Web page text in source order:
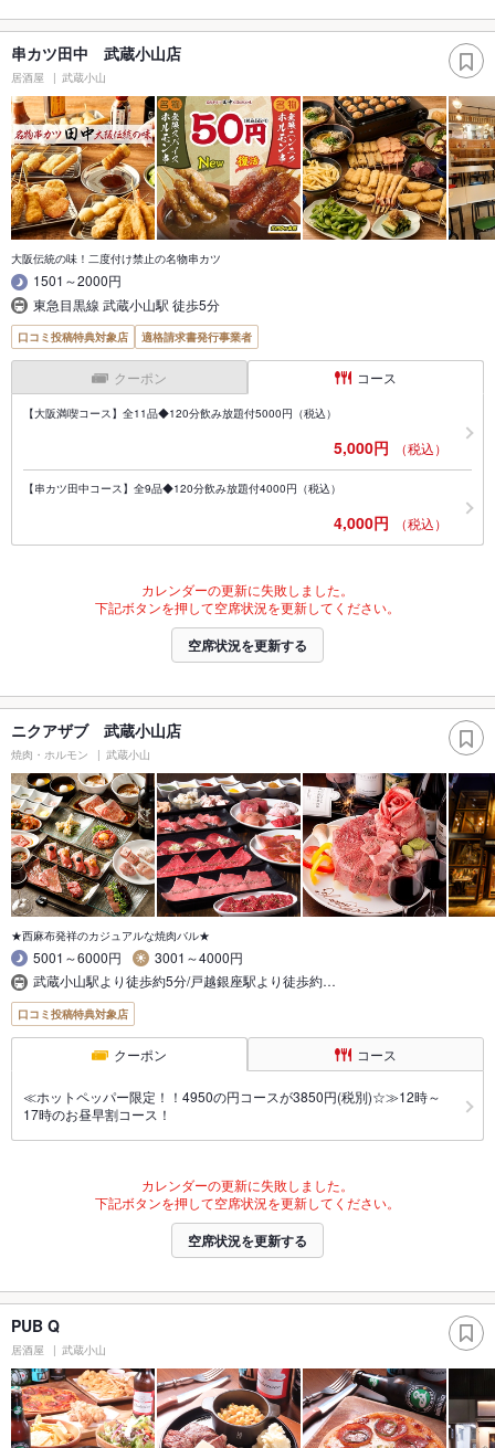
串カツ田中 武蔵小山店
居酒屋 武蔵小山
大阪伝統の味！二度付け禁止の名物串カツ
1501～2000円
東急目黒線 武蔵小山駅 徒歩5分
口コミ投稿特典対象店 適格請求書発行事業者
クーポン コース
【大阪満喫コース】全11品◆120分飲み放題付5000円（税込）
5,000円 （税込）
【串カツ田中コース】全9品◆120分飲み放題付4000円（税込）
4,000円 （税込）
カレンダーの更新に失敗しました。
下記ボタンを押して空席状況を更新してください。
空席状況を更新する
ニクアザブ 武蔵小山店
焼肉・ホルモン 武蔵小山
★西麻布発祥のカジュアルな焼肉バル★
5001～6000円
3001～4000円
武蔵小山駅より徒歩約5分/戸越銀座駅より徒歩約…
口コミ投稿特典対象店
クーポン コース
≪ホットペッパー限定！！4950の円コースが3850円(税別)☆≫12時～
17時のお昼早割コース！
カレンダーの更新に失敗しました。
下記ボタンを押して空席状況を更新してください。
空席状況を更新する
PUB Q
居酒屋 武蔵小山